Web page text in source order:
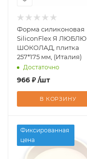
Форма силиконовая
SiliconFlex Я ЛЮБЛЮ
ШОКОЛАД, плитка
257*175 мм, (Италия)
Достаточно
966 ₽ /шт
В КОРЗИНУ
Фиксированная
цена